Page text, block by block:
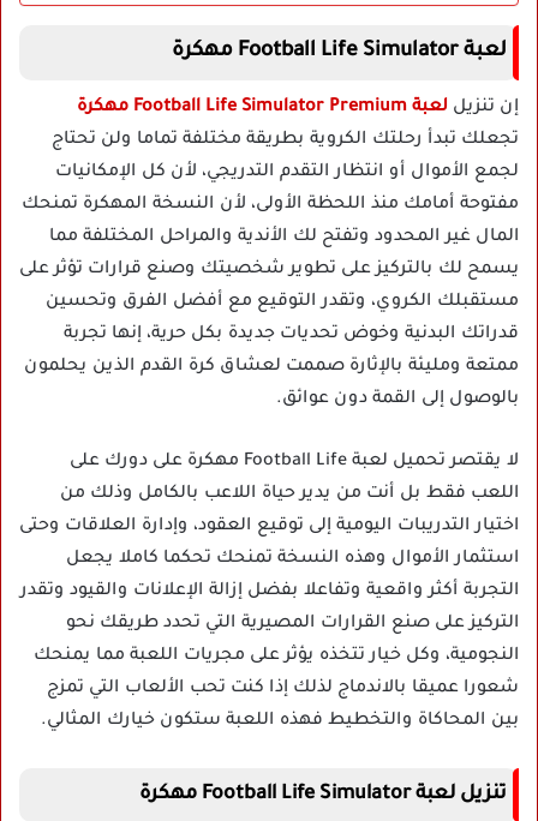
لعبة Football Life Simulator مهكرة
إن تنزيل لعبة Football Life Simulator Premium مهكرة
تجعلك تبدأ رحلتك الكروية بطريقة مختلفة تماما ولن تحتاج
لجمع الأموال أو انتظار التقدم التدريجي، لأن كل الإمكانيات
مفتوحة أمامك منذ اللحظة الأولى، لأن النسخة المهكرة تمنحك
المال غير المحدود وتفتح لك الأندية والمراحل المختلفة مما
يسمح لك بالتركيز على تطوير شخصيتك وصنع قرارات تؤثر على
مستقبلك الكروي، وتقدر التوقيع مع أفضل الفرق وتحسين
قدراتك البدنية وخوض تحديات جديدة بكل حرية، إنها تجربة
ممتعة ومليئة بالإثارة صممت لعشاق كرة القدم الذين يحلمون
بالوصول إلى القمة دون عوائق.
لا يقتصر تحميل لعبة Football Life مهكرة على دورك على
اللعب فقط بل أنت من يدير حياة اللاعب بالكامل وذلك من
اختيار التدريبات اليومية إلى توقيع العقود، وإدارة العلاقات وحتى
استثمار الأموال وهذه النسخة تمنحك تحكما كاملا يجعل
التجربة أكثر واقعية وتفاعلا بفضل إزالة الإعلانات والقيود وتقدر
التركيز على صنع القرارات المصيرية التي تحدد طريقك نحو
النجومية، وكل خيار تتخذه يؤثر على مجريات اللعبة مما يمنحك
شعورا عميقا بالاندماج لذلك إذا كنت تحب الألعاب التي تمزج
بين المحاكاة والتخطيط فهذه اللعبة ستكون خيارك المثالي.
تنزيل لعبة Football Life Simulator مهكرة